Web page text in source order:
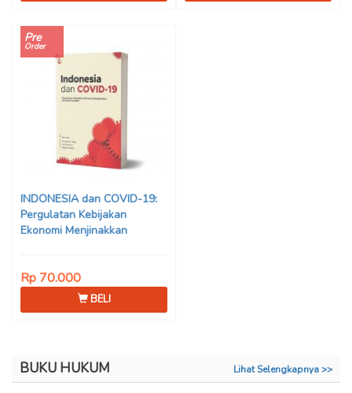
Pre
Order
INDONESIA dan COVID-19:
Pergulatan Kebijakan
Ekonomi Menjinakkan
Rp 70.000
BELI
BUKU HUKUM Lihat Selengkapnya >>